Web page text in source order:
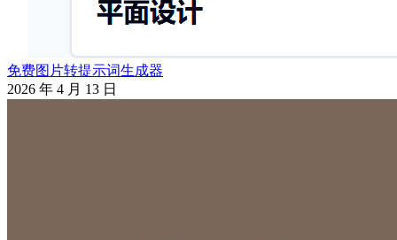
免费图片转提示词生成器
2026 年 4 月 13 日